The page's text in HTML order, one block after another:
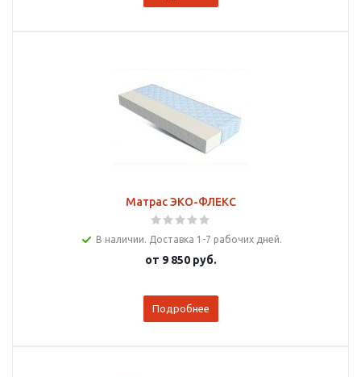
Матрас ЭКО-ФЛЕКС
В наличии. Доставка 1-7 рабочих дней.
от 9 850 руб.
Подробнее